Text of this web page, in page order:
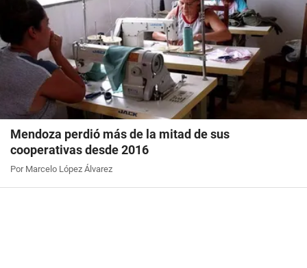
Mendoza perdió más de la mitad de sus
cooperativas desde 2016
Por Marcelo López Álvarez